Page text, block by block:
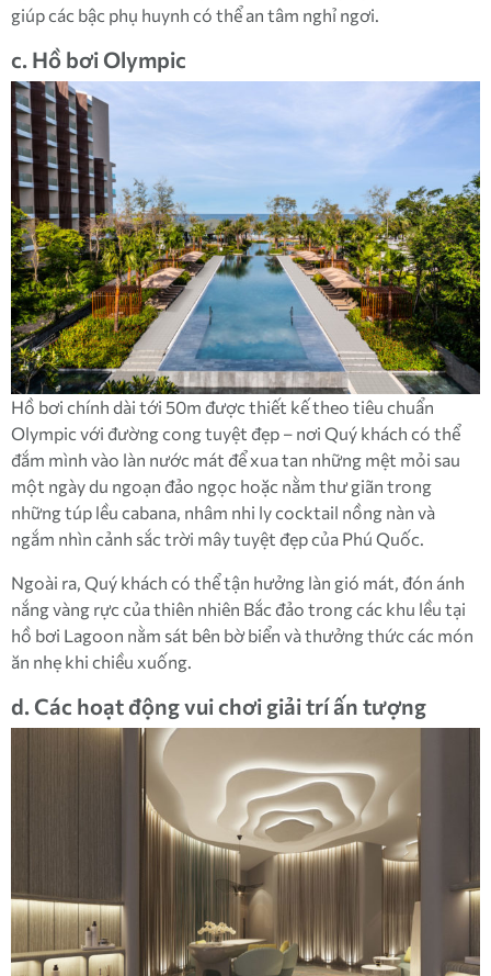
giúp các bậc phụ huynh có thể an tâm nghỉ ngơi.
c. Hồ bơi Olympic
Hồ bơi chính dài tới 50m được thiết kế theo tiêu chuẩn
Olympic với đường cong tuyệt đẹp – nơi Quý khách có thể
đắm mình vào làn nước mát để xua tan những mệt mỏi sau
một ngày du ngoạn đảo ngọc hoặc nằm thư giãn trong
những túp lều cabana, nhâm nhi ly cocktail nồng nàn và
ngắm nhìn cảnh sắc trời mây tuyệt đẹp của Phú Quốc.
Ngoài ra, Quý khách có thể tận hưởng làn gió mát, đón ánh
nắng vàng rực của thiên nhiên Bắc đảo trong các khu lều tại
hồ bơi Lagoon nằm sát bên bờ biển và thưởng thức các món
ăn nhẹ khi chiều xuống.
d. Các hoạt động vui chơi giải trí ấn tượng